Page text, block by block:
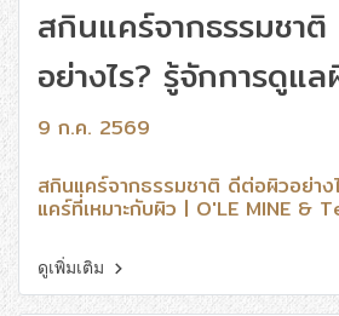
สกินแคร์จากธรรมชา
อย่างไร? รู้จักการดูแ
โยนเพื่อสุขภาพผิวที่ดีใน
9 ก.ค. 2569
สกินแคร์จากธรรมชาติ ดีต่อผิวอย่าง
แคร์ที่เหมาะกับผิว | O'LE MINE &
ดูเพิ่มเติม